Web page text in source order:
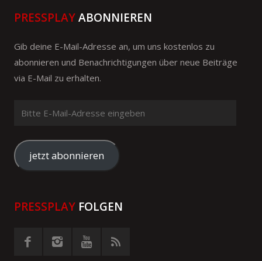
PRESSPLAYABONNIEREN
Gib deine E-Mail-Adresse an, um uns kostenlos zu
abonnieren und Benachrichtigungen über neue Beiträge
via E-Mail zu erhalten.
Mail-
Adresse
eingeben
jetzt abonnieren
PRESSPLAY FOLGEN